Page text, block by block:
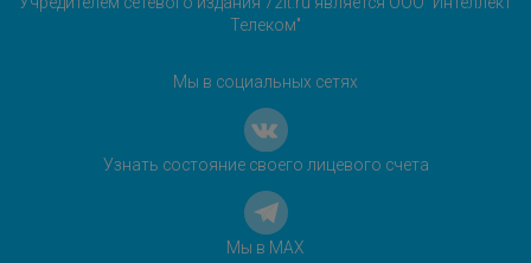
Телеком"
Мы в социальных сетях
Узнать состояние своего лицевого счета
Мы в MAX